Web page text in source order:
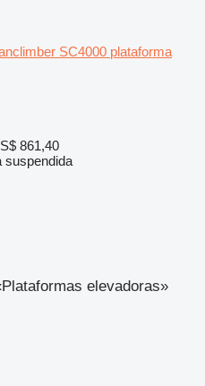
SC4000 plataforma
861,40
suspendida
elevadoras»